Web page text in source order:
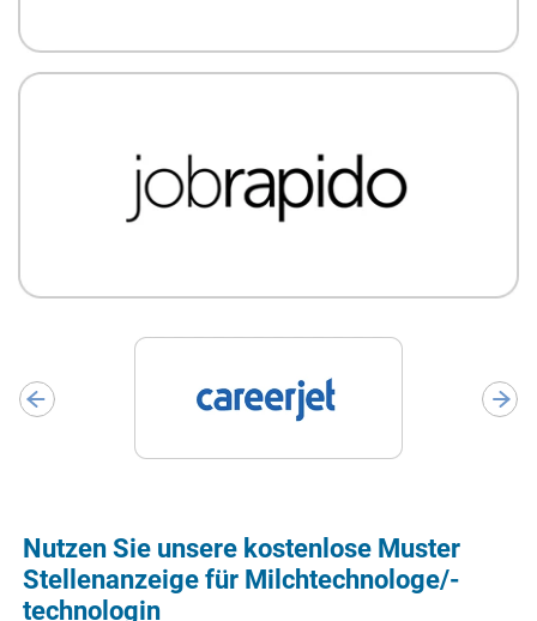
Nutzen Sie unsere kostenlose Muster
Stellenanzeige für Milchtechnologe/-
technologin